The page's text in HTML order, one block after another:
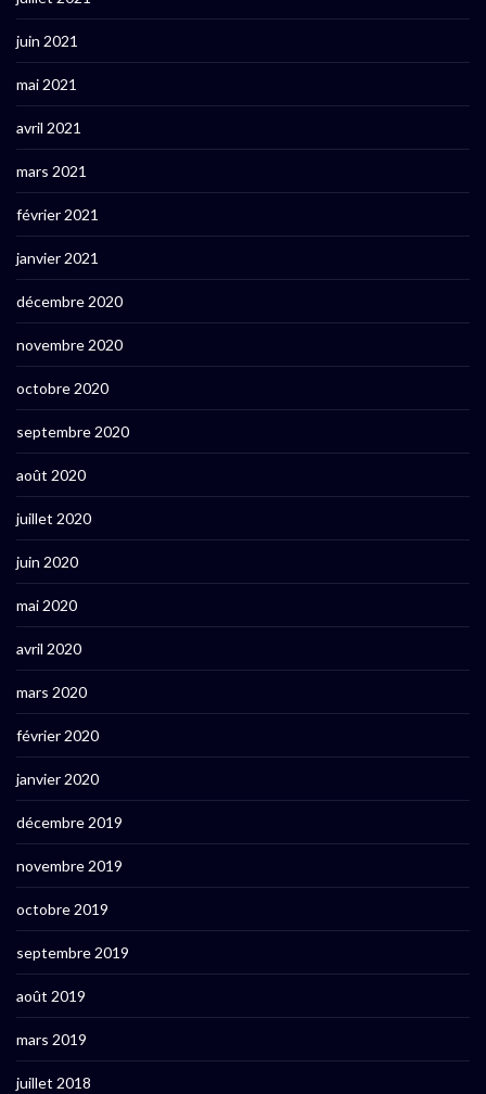
juin 2021
mai 2021
avril 2021
mars 2021
février 2021
janvier 2021
décembre 2020
novembre 2020
octobre 2020
septembre 2020
août 2020
juillet 2020
juin 2020
mai 2020
avril 2020
mars 2020
février 2020
janvier 2020
décembre 2019
novembre 2019
octobre 2019
septembre 2019
août 2019
mars 2019
juillet 2018